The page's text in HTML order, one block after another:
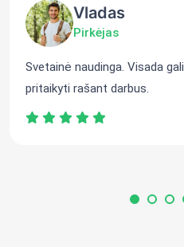
Vladas
Pirkėjas
Svetainė naudinga. Visada
pritaikyti rašant darbus.